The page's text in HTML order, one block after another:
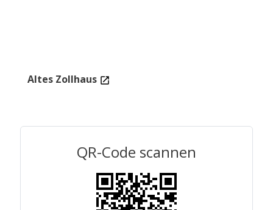
Altes Zollhaus
QR-Code scannen